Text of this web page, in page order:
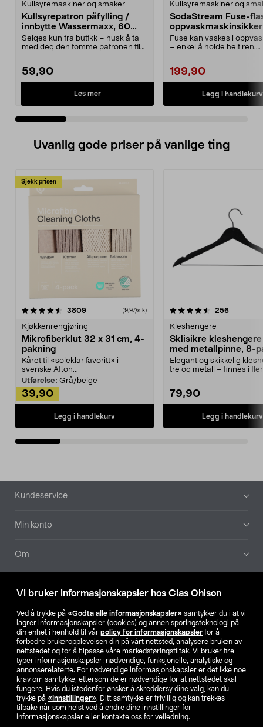
Vi bruker informasjonskapsler hos Clas Ohlson
Ved å trykke på «Godta alle informasjonskapsler» samtykker du i at vi
lagrer informasjonskapsler (cookies) og annen sporingsteknologi på
din enhet i henhold til vår policy for informasjonskapsler for å
forbedre brukeropplevelsen din på vårt nettsted, analysere bruken av
nettstedet og for å tilpasse våre markedsføringstiltak. Vi bruker fire
typer informasjonskapsler: nødvendige, funksjonelle, analytiske og
annonserelaterte. For nødvendige informasjonskapsler er det ikke noe
krav om samtykke, ettersom de er nødvendige for at nettstedet skal
fungere. Hvis du istedenfor ønsker å skreddersy dine valg, kan du
trykke på «Innstillinger». Ditt samtykke er frivillig og kan trekkes
tilbake når som helst ved å endre dine innstillinger for
informasjonskapsler eller kontakte oss for veiledning.
Kullsyremaskiner og smaker
Kullsyrepatron påfylling /
innbytte Wassermaxx, 60
liter
Selges kun fra butikk – husk å ta
med deg den tomme patronen til
59,90
Les mer
Kullsyremaskiner og
SodaStream Fuse-
oppvaskmaskinsikker
pakning
Fuse kan vaskes i
– enkel å holde helt ren.
199,90
Legg i handlekurv
Uvanlig gode priser på vanlige ting
Sjekk prisen
3809anmeldelser(9,97/stk)
Kjøkkenrengjøring
Mikrofiberklut 32 x 31 cm, 4-
pakning
Kåret til «soleklar favoritt» i
svenske Afton...
Utførelse: Grå/beige
39,90
Legg i handlekurv
4.5av 5 stjerner 256
Kleshengere
Sklisikre
med metallpinne, 8-
Elegant og skikkelig
tre og metall – finnes i
79,90
Legg i handlekurv
4.5av 5 stjerner
Bunntekst
Kundeservice
Min konto
Om
Våre selskaper
Finn din butikk
SE NO FI